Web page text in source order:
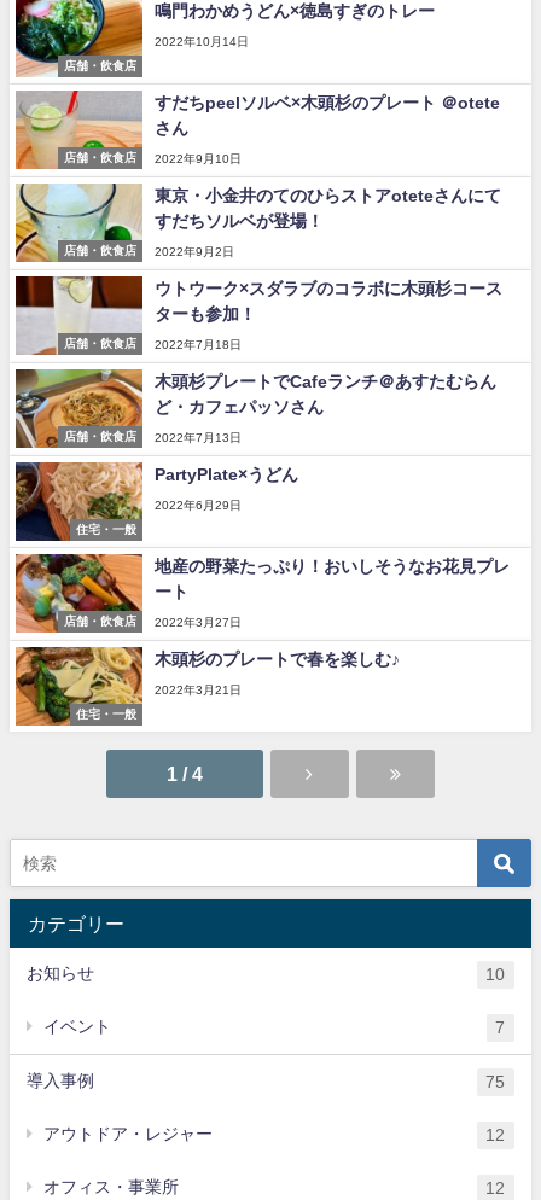
店舗・飲食店
鳴門わかめうどん×徳島すぎのトレー
2022年10月14日
店舗・飲食店
すだちpeelソルベ×木頭杉のプレート ＠otete
さん
2022年9月10日
店舗・飲食店
東京・小金井のてのひらストアoteteさんにて
すだちソルベが登場！
2022年9月2日
店舗・飲食店
ウトウーク×スダラブのコラボに木頭杉コース
ターも参加！
2022年7月18日
店舗・飲食店
木頭杉プレートでCafeランチ＠あすたむらん
ど・カフェパッソさん
2022年7月13日
住宅・一般
PartyPlate×うどん
2022年6月29日
店舗・飲食店
地産の野菜たっぷり！おいしそうなお花見プレ
ート
2022年3月27日
住宅・一般
木頭杉のプレートで春を楽しむ♪
2022年3月21日
1 / 4
カテゴリー
お知らせ 10
イベント 7
導入事例 75
アウトドア・レジャー 12
オフィス・事業所 12